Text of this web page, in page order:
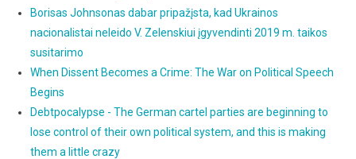
Borisas Johnsonas dabar pripažįsta, kad Ukrainos
nacionalistai neleido V. Zelenskiui įgyvendinti 2019 m. taikos
susitarimo
When Dissent Becomes a Crime: The War on Political Speech
Begins
Debtpocalypse - The German cartel parties are beginning to
lose control of their own political system, and this is making
them a little crazy